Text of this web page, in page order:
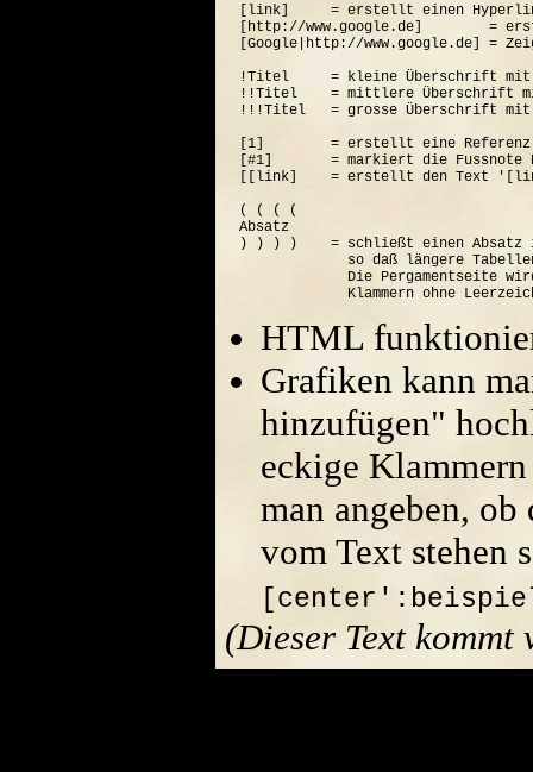
[link]     = erstellt einen
[http://www.google.de]        =
[Google|http://www.google.de] =
!Titel     = kleine Überschrift
!!Titel    = mittlere Überschrift
!!!Titel   = grosse Überschrift
[1]        = erstellt eine Referenz
[#1]       = markiert die Fussnote
[[link]    = erstellt den Text
( ( ( (
Absatz
) ) ) )    = schließt einen Absatz
so daß längere
Die Pergamentseite
HTML
Grafiken kann
hinzufügen"
eckige
man angeben,
vom Text stehen
(Dieser Text kommt